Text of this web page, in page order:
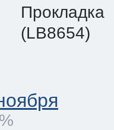
Прокладка
(LB8654)